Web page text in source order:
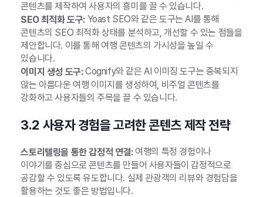
콘텐츠를 제작하여 사용자의 흥미를 끌 수 있습니다.
SEO 최적화 도구:Yoast SEO와 같은 도구는 AI를 통해
콘텐츠의 SEO 최적화 상태를 분석하고, 개선할 수 있는 점들을
제안합니다. 이를 통해 여행 콘텐츠의 가시성을 높일 수
있습니다.
이미지 생성 도구:Cognify와 같은 AI 이미징 도구는 중복되지
않는 아름다운 여행 이미지를 생성하여, 비주얼 콘텐츠를
강화하고 사용자들의 주목을 끌 수 있습니다.
3.2 사용자 경험을 고려한 콘텐츠 제작 전략
스토리텔링을 통한 감정적 연결:여행의 특정 경험이나
이야기를 중심으로 콘텐츠를 만들어 사용자들이 감정적으로
공감할 수 있도록 유도합니다. 실제 관광객의 리뷰와 경험담을
활용하는 것도 좋은 방법입니다.